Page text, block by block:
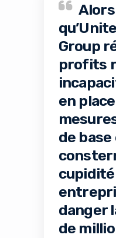
Alors
Group
profits
en
de
danger
de